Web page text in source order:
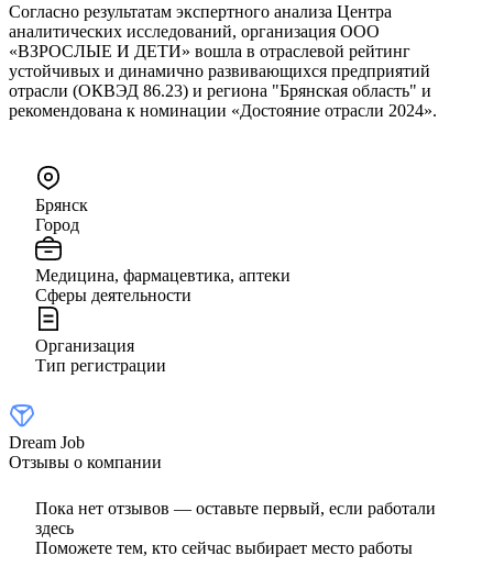
Согласно результатам экспертного анализа Центра
аналитических исследований, организация ООО
«ВЗРОСЛЫЕ И ДЕТИ» вошла в отраслевой рейтинг
устойчивых и динамично развивающихся предприятий
отрасли (ОКВЭД 86.23) и региона "Брянская область" и
рекомендована к номинации «Достояние отрасли 2024».
Брянск
Город
Медицина, фармацевтика, аптеки
Сферы деятельности
Организация
Тип регистрации
Dream Job
Отзывы о компании
Пока нет отзывов — оставьте первый, если работали
здесь
Поможете тем, кто сейчас выбирает место работы